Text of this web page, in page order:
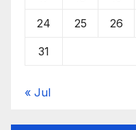
24 25 26
31
« Jul